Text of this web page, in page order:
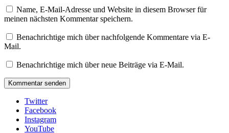
Name, E-Mail-Adresse und Website in diesem Browser für
meinen nächsten Kommentar speichern.
Benachrichtige mich über nachfolgende Kommentare via E-
Mail.
Benachrichtige mich über neue Beiträge via E-Mail.
Twitter
Facebook
Instagram
YouTube